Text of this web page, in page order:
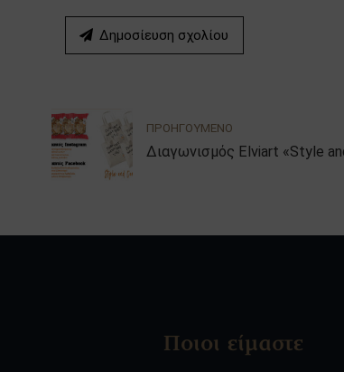
Δημοσίευση σχολίου
ΠΡΟΗΓΟΥΜΕΝΟ
Διαγωνισμός Elviart «Style
Ποιοι είμαστε